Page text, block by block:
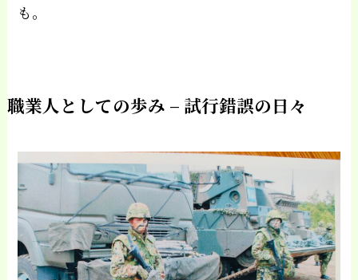
も。
職業人としての歩み – 試行錯誤の日々